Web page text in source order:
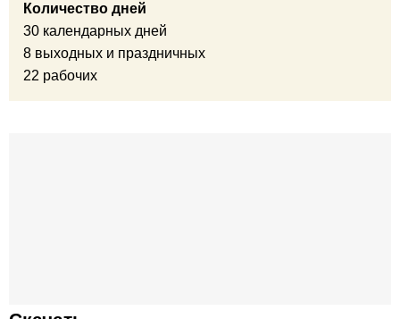
Количество дней
30 календарных дней
8 выходных и праздничных
22 рабочих